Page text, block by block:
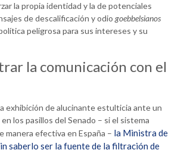
la propia identidad y la de potenciales
de descalificación y odio goebbelsianos
peligrosa para sus intereses y su
la comunicación con el
exhibición de alucinante estulticia ante un
los pasillos del Senado – si el sistema
manera efectiva en España – la Ministra de
saberlo ser la fuente de la filtración de